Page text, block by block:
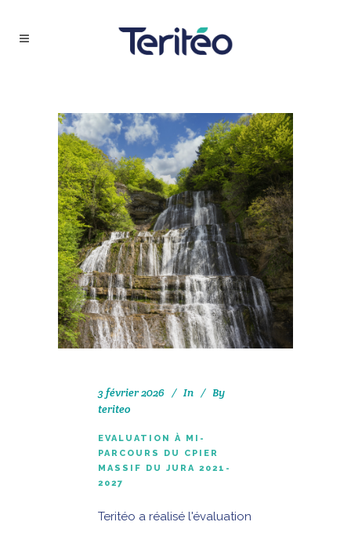
3 février 2026 In
By
teriteo
EVALUATION À MI-
PARCOURS DU CPIER
MASSIF DU JURA 2021-
2027
Teritéo a réalisé l'évaluation